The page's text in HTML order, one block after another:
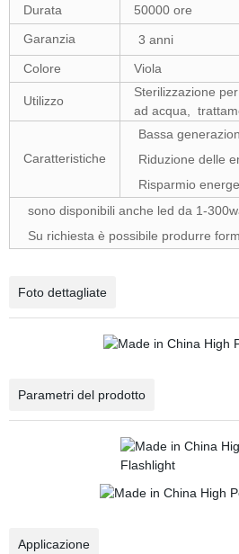
Durata
50000 ore
Garanzia
3 anni
Colore
Viola
Utilizzo
Sterilizzazione
ad acqua,
Caratteristiche
Bassa
Riduzione delle
Risparmio
sono disponibili anche led da 1-
Su richiesta è possibile produrre
Foto dettagliate
Parametri del prodotto
Applicazione